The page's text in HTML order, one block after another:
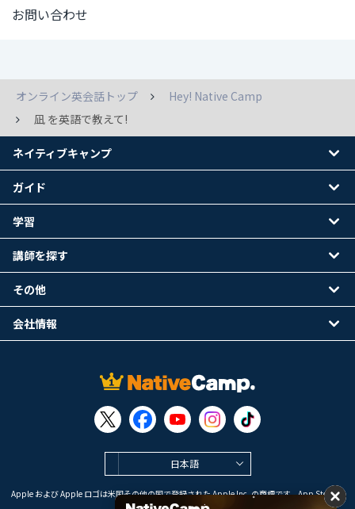
お問い合わせ
オンライン英会話トップ
Hey! Native Camp
凪 を英語で教えて!
日本語
Apple および Apple ロゴは米国その他の国で登録された Apple Inc. の商標です。App Store は
Apple Inc. のサービスマークです。
ネイティブキャンプ
ガイド
学習
講師を探す
その他
会社情報